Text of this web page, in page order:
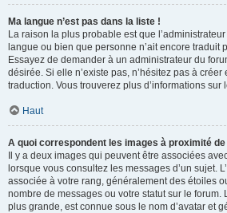
Ma langue n’est pas dans la liste !
La raison la plus probable est que
langue ou bien que personne n’ait encore traduit
Essayez de demander à un administrateur du
désirée. Si elle n’existe pas, n’hésitez pas à
traduction. Vous trouverez plus d’informations sur
Haut
A quoi correspondent les images à proximité de
Il y a deux images qui peuvent être associées
lorsque vous consultez les messages d’un sujet.
associée à votre rang, généralement des étoiles
nombre de messages ou votre statut sur le forum.
plus grande, est connue sous le nom d’avatar et